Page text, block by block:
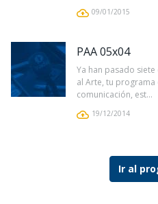
09/01/2015
PAA 05x04
Ya han pasado
al Arte, tu
comunicación, est...
19/12/2014
Ir al